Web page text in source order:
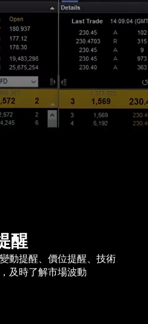
醒
動提醒、價位提醒、技術
及時了解市場波動